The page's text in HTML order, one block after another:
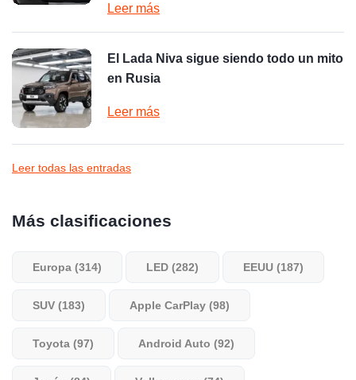
Leer más
El Lada Niva sigue siendo todo un mito
en Rusia
Leer más
Leer todas las entradas
Más clasificaciones
Europa (314) LED (282) EEUU (187)
SUV (183) Apple CarPlay (98)
Toyota (97) Android Auto (92)